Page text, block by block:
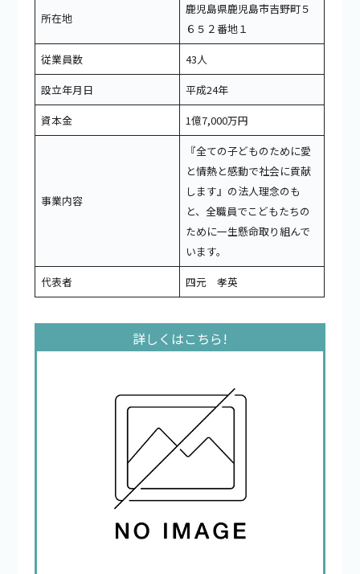
所在地
鹿児島県鹿児島市吉野町５
６５２番地１
従業員数
43人
設立年月日
平成24年
資本金
1億7,000万円
事業内容
『全ての子どものために愛
と情熱と感動で社会に貢献
します』の法人理念のも
と、全職員でこどもたちの
ために一生懸命取り組んで
います。
代表者
四元 孝英